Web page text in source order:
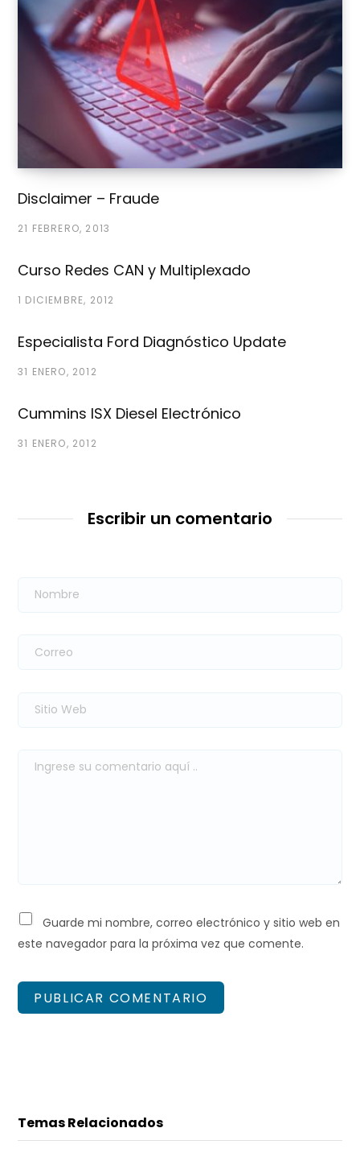
Disclaimer – Fraude
21 FEBRERO, 2013
Curso Redes CAN y Multiplexado
1 DICIEMBRE, 2012
Especialista Ford Diagnóstico Update
31 ENERO, 2012
Cummins ISX Diesel Electrónico
31 ENERO, 2012
Escribir un comentario
Guarde mi nombre, correo electrónico y sitio web en
este navegador para la próxima vez que comente.
Temas Relacionados